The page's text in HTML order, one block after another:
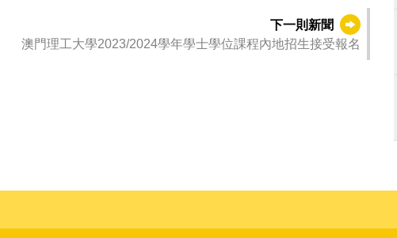
下一則新聞
澳門理工大學2023/2024學年學士學位課程內地招生接受報名